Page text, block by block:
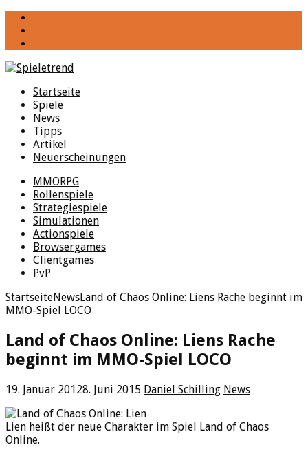
Startseite
Spiele
News
Tipps
Artikel
Neuerscheinungen
MMORPG
Rollenspiele
Strategiespiele
Simulationen
Actionspiele
Browsergames
Clientgames
PvP
StartseiteNewsLand of Chaos Online: Liens Rache beginnt im
MMO-Spiel LOCO
Land of Chaos Online: Liens Rache
beginnt im MMO-Spiel LOCO
19. Januar 20128. Juni 2015 Daniel Schilling News
Lien heißt der neue Charakter im Spiel Land of Chaos
Online.